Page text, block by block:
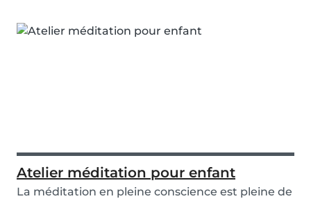
Atelier méditation pour enfant
La méditation en pleine conscience est pleine de